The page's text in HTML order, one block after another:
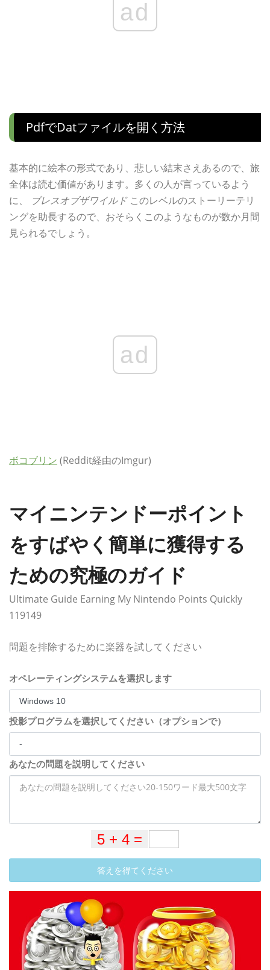
ad
Pdfでdatファイルを開く方法
基本的に絵本の形式であり、悲しい結末さえあるので、旅
全体は読む価値があります。多くの人が言っているよう
に、
ブレスオブザワイルドこのレベルのストーリーテリ
ングを助長するので、おそらくこのようなものが数か月間
見られるでしょう。
ad
ボコブリン (Reddit経由のImgur)
マイニンテンドーポイント
をすばやく簡単に獲得する
ための究極のガイド
Ultimate Guide Earning My Nintendo Points Quickly
119149
問題を排除するために楽器を試してください
オペレーティングシステムを選択します
投影プログラムを選択してください（オプションで）
あなたの問題を説明してください
答えを得てください